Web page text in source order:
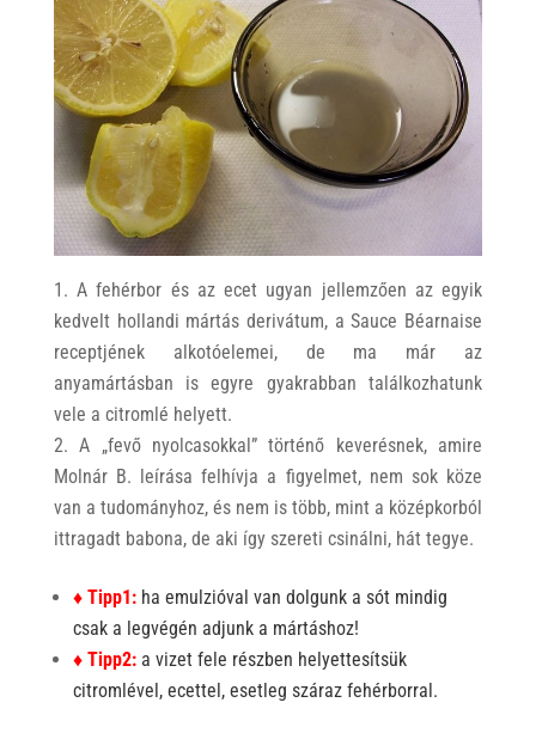
A fehérbor és az ecet ugyan jellemzően az egyik
kedvelt hollandi mártás derivátum, a Sauce Béarnaise
receptjének alkotóelemei, de ma már az
anyamártásban is egyre gyakrabban találkozhatunk
vele a citromlé helyett.
A „fevő nyolcasokkal” történő keverésnek, amire
Molnár B. leírása felhívja a figyelmet, nem sok köze
van a tudományhoz, és nem is több, mint a középkorból
ittragadt babona, de aki így szereti csinálni, hát tegye.
♦ Tipp1: ha emulzióval van dolgunk a sót mindig
csak a legvégén adjunk a mártáshoz!
♦ Tipp2: a vizet fele részben helyettesítsük
citromlével, ecettel, esetleg száraz fehérborral.